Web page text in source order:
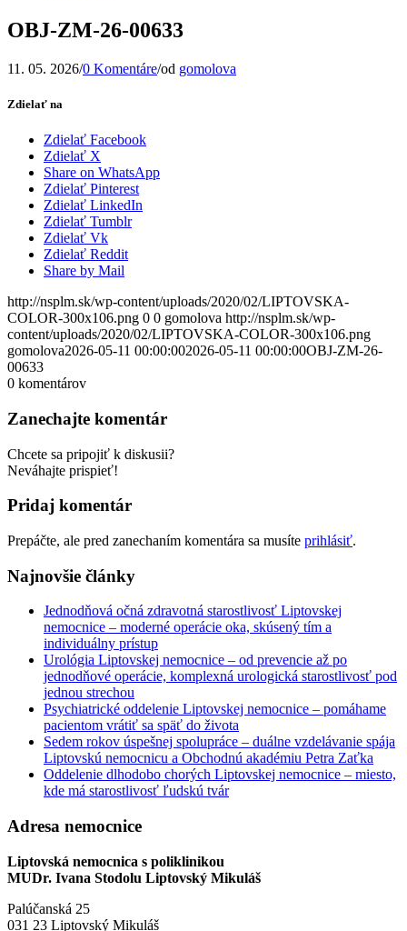
OBJ-ZM-26-00633
11. 05. 2026/0 Komentáre/od gomolova
Zdielať na
Zdielať Facebook
Zdielať X
Share on WhatsApp
Zdielať Pinterest
Zdielať LinkedIn
Zdielať Tumblr
Zdielať Vk
Zdielať Reddit
Share by Mail
http://nsplm.sk/wp-content/uploads/2020/02/LIPTOVSKA-
COLOR-300x106.png 0 0 gomolova http://nsplm.sk/wp-
content/uploads/2020/02/LIPTOVSKA-COLOR-300x106.png
gomolova2026-05-11 00:00:002026-05-11 00:00:00OBJ-ZM-26-
00633
0 komentárov
Zanechajte komentár
Chcete sa pripojiť k diskusii?
Neváhajte prispieť!
Pridaj komentár
Prepáčte, ale pred zanechaním komentára sa musíte prihlásiť.
Najnovšie články
Jednodňová očná zdravotná starostlivosť Liptovskej
nemocnice – moderné operácie oka, skúsený tím a
individuálny prístup
Urológia Liptovskej nemocnice – od prevencie až po
jednodňové operácie, komplexná urologická starostlivosť pod
jednou strechou
Psychiatrické oddelenie Liptovskej nemocnice – pomáhame
pacientom vrátiť sa späť do života
Sedem rokov úspešnej spolupráce – duálne vzdelávanie spája
Liptovskú nemocnicu a Obchodnú akadémiu Petra Zaťka
Oddelenie dlhodobo chorých Liptovskej nemocnice – miesto,
kde má starostlivosť ľudskú tvár
Adresa nemocnice
Liptovská nemocnica s poliklinikou
MUDr. Ivana Stodolu Liptovský Mikuláš
Palúčanská 25
031 23 Liptovský Mikuláš